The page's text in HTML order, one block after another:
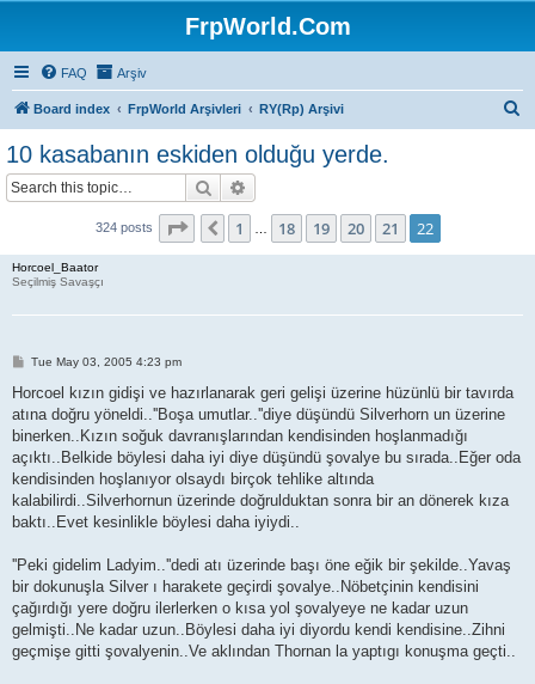
FrpWorld.Com
FAQ Arşiv
Board index FrpWorld Arşivleri RY(Rp) Arşivi
10 kasabanın eskiden olduğu yerde.
Search
324 posts Page 22 of 22
Previous
1 18 19 20 21 22
Horcoel_Baator
Seçilmiş Savaşçı
P
s
Tue May 03, 2005 4:23 pm
Horcoel kızın gidişi ve hazırlanarak geri gelişi üzerine hüzünlü bir tavırda
atına doğru yöneldi..''Boşa umutlar..''diye düşündü Silverhorn un üzerine
binerken..Kızın soğuk davranışlarından kendisinden hoşlanmadığı
açıktı..Belkide böylesi daha iyi diye düşündü şovalye bu sırada..Eğer oda
kendisinden hoşlanıyor olsaydı birçok tehlike altında
kalabilirdi..Silverhornun üzerinde doğrulduktan sonra bir an dönerek kıza
baktı..Evet kesinlikle böylesi daha iyiydi..
''Peki gidelim Ladyim..''dedi atı üzerinde başı öne eğik bir şekilde..Yavaş
bir dokunuşla Silver ı harakete geçirdi şovalye..Nöbetçinin kendisini
çağırdığı yere doğru ilerlerken o kısa yol şovalyeye ne kadar uzun
gelmişti..Ne kadar uzun..Böylesi daha iyi diyordu kendi kendisine..Zihni
geçmişe gitti şovalyenin..Ve aklından Thornan la yaptıgı konuşma geçti..